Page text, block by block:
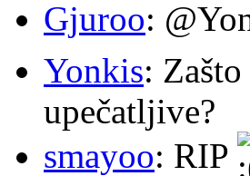
Gjuroo:
Yonkis:
upečatljive?
smayoo: RIP